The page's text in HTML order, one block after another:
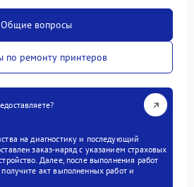
Общие вопросы
по ремонту принтеров
на диагностику и последующий
заказ-наряд с указанием страховых
Далее, после выполнения работ
акт выполненных работ и